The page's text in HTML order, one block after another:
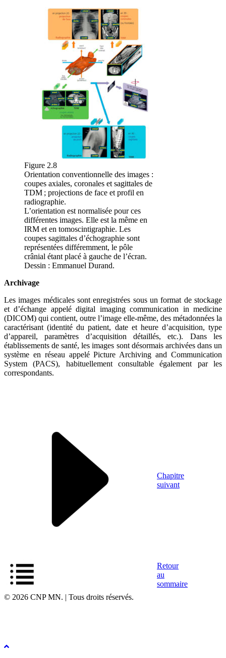
Figure 2.8
Orientation conventionnelle des images :
coupes axiales, coronales et sagittales de
TDM ; projections de face et profil en
radiographie.
L’orientation est normalisée pour ces
différentes images. Elle est la même en
IRM et en tomoscintigraphie. Les
coupes sagittales d’échographie sont
représentées différemment, le pôle
crânial étant placé à gauche de l’écran.
Dessin : Emmanuel Durand.
Archivage
Les images médicales sont enregistrées sous un format de stockage
et d’échange appelé digital imaging communication in medicine
(DICOM) qui contient, outre l’image elle-même, des métadonnées la
caractérisant (identité du patient, date et heure d’acquisition, type
d’appareil, paramètres d’acquisition détaillés, etc.). Dans les
établissements de santé, les images sont désormais archivées dans un
système en réseau appelé Picture Archiving and Communication
System (PACS), habituellement consultable également par les
correspondants.
Chapitre
suivant
Retour
au
sommaire
© 2026 CNP MN. | Tous droits réservés.